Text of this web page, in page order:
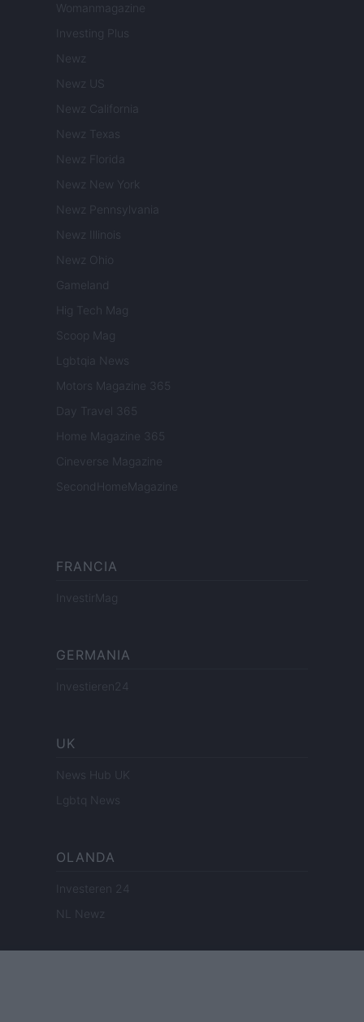
Womanmagazine
Investing Plus
Newz
Newz US
Newz California
Newz Texas
Newz Florida
Newz New York
Newz Pennsylvania
Newz Illinois
Newz Ohio
Gameland
Hig Tech Mag
Scoop Mag
Lgbtqia News
Motors Magazine 365
Day Travel 365
Home Magazine 365
Cineverse Magazine
SecondHomeMagazine
FRANCIA
InvestirMag
GERMANIA
Investieren24
UK
News Hub UK
Lgbtq News
OLANDA
Investeren 24
NL Newz